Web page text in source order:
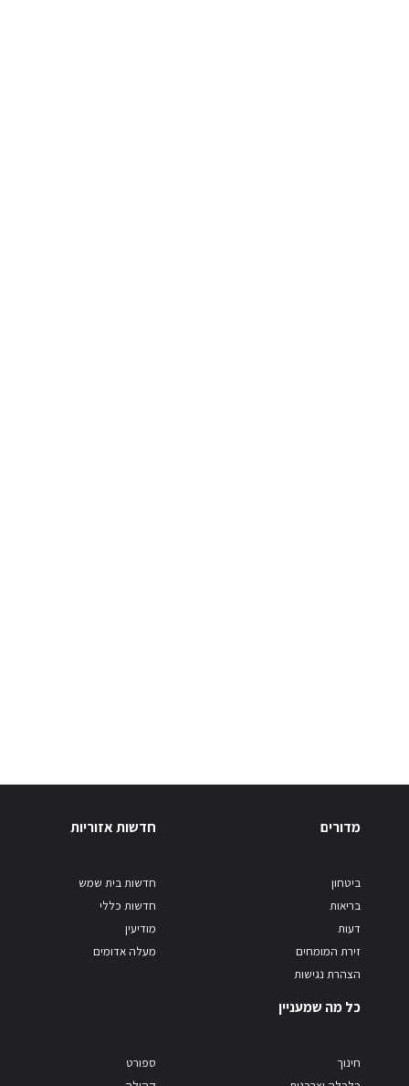
מדורים
ביטחון
בריאות
דעות
זירת המומחים
הצהרת נגישות
חדשות אזוריות
חדשות בית שמש
חדשות כללי
מודיעין
מעלה אדומים
כל מה שמעניין
חינוך
ספורט